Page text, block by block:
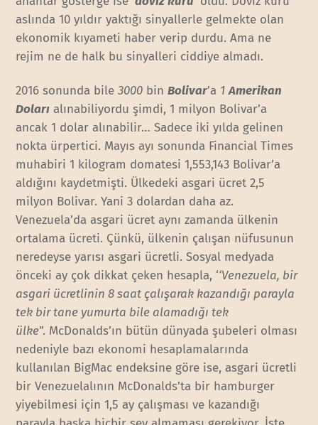
aslında 10 yıldır yaktığı sinyallerle gelmekte olan
ekonomik kıyameti haber verip durdu. Ama ne
rejim ne de halk bu sinyalleri ciddiye almadı.
2016 sonunda bile3000 binBolivar’a 1 Amerikan
Doları alınabiliyordu şimdi, 1 milyon Bolivar’a
ancak 1 dolar alınabilir… Sadece iki yılda gelinen
nokta ürpertici. Mayıs ayı sonunda Financial Times
muhabiri 1 kilogram domatesi 1,553,143 Bolivar’a
aldığını kaydetmişti. Ülkedeki asgari ücret 2,5
milyon Bolivar. Yani 3 dolardan daha az.
Venezuela’da asgari ücret aynı zamanda ülkenin
ortalama ücreti. Çünkü, ülkenin çalışan nüfusunun
neredeyse yarısı asgari ücretli. Sosyal medyada
önceki ay çok dikkat çeken hesapla, ‘‘Venezuela, bir
asgari ücretlinin 8 saat çalışarak kazandığı parayla
tek bir tane yumurta bile alamadığı tek
ülke”. McDonalds’ın bütün dünyada şubeleri olması
nedeniyle bazı ekonomi hesaplamalarında
kullanılan BigMac endeksine göre ise, asgari ücretli
bir Venezuelalının McDonalds’ta bir hamburger
yiyebilmesi için 1,5 ay çalışması ve kazandığı